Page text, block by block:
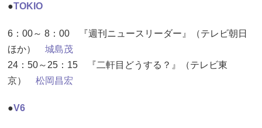
●TOKIO
6：00～ 8：00 『週刊ニュースリーダー』（テレビ朝日
ほか） 城島茂
24：50～25：15 『二軒目どうする？』（テレビ東
京） 松岡昌宏
●V6